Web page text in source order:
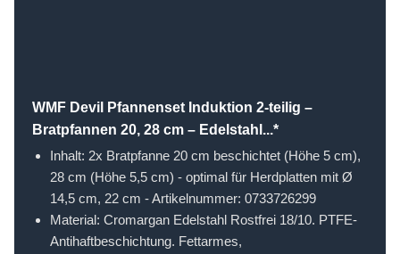
WMF Devil Pfannenset Induktion 2-teilig –
Bratpfannen 20, 28 cm – Edelstahl...*
Inhalt: 2x Bratpfanne 20 cm beschichtet (Höhe 5 cm),
28 cm (Höhe 5,5 cm) - optimal für Herdplatten mit Ø
14,5 cm, 22 cm - Artikelnummer: 0733726299
Material: Cromargan Edelstahl Rostfrei 18/10. PTFE-
Antihaftbeschichtung. Fettarmes,